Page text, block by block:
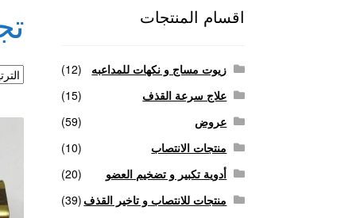
علاج سرعة القذف
منتجات للانتصاب و تاخير
اقسام المنتجات
زيوت مساج و نكهات للمداعبه
(12)
علاج سرعة القذف
(15)
عروض
(59)
منتجات الانتصاب
(10)
أدوية تكبير و تضخيم العضو
(20)
منتجات للانتصاب و تاخير القذف (39)